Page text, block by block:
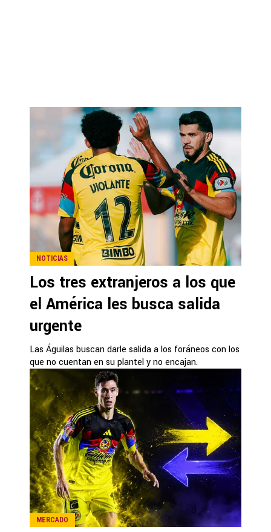
NOTICIAS
Los tres extranjeros a los que
el América les busca salida
urgente
Las Águilas buscan darle salida a los foráneos con los
que no cuentan en su plantel y no encajan.
MERCADO